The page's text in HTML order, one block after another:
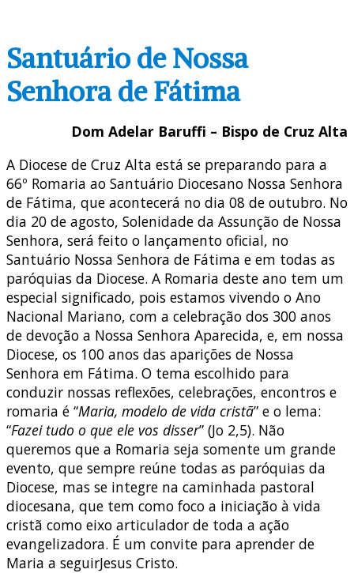
Santuário de Nossa
Senhora de Fátima
Dom Adelar Baruffi – Bispo de Cruz Alta
A Diocese de Cruz Alta está se preparando para a
66º Romaria ao Santuário Diocesano Nossa Senhora
de Fátima, que acontecerá no dia 08 de outubro. No
dia 20 de agosto, Solenidade da Assunção de Nossa
Senhora, será feito o lançamento oficial, no
Santuário Nossa Senhora de Fátima e em todas as
paróquias da Diocese. A Romaria deste ano tem um
especial significado, pois estamos vivendo o Ano
Nacional Mariano, com a celebração dos 300 anos
de devoção a Nossa Senhora Aparecida, e, em nossa
Diocese, os 100 anos das aparições de Nossa
Senhora em Fátima. O tema escolhido para
conduzir nossas reflexões, celebrações, encontros e
romaria é “Maria, modelo de vida cristã” e o lema:
“Fazei tudo o que ele vos disser” (Jo 2,5). Não
queremos que a Romaria seja somente um grande
evento, que sempre reúne todas as paróquias da
Diocese, mas se integre na caminhada pastoral
diocesana, que tem como foco a iniciação à vida
cristã como eixo articulador de toda a ação
evangelizadora. É um convite para aprender de
Maria a seguirJesus Cristo.